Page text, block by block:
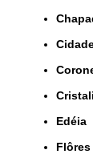
Edéia